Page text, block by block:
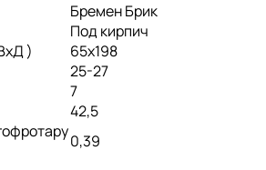
Бремен Брик
Под кирпич
)
65х198
25-27
7
42,5
0,39